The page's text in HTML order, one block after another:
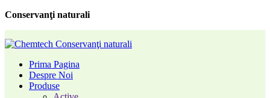
Conservanţi naturali
Prima Pagina
Despre Noi
Produse